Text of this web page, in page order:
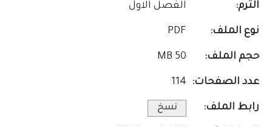
الترم: الفصل الاول
نوع الملف: PDF
حجم الملف: 50 MB
عدد الصفحات: 114
رابط الملف: نسخ